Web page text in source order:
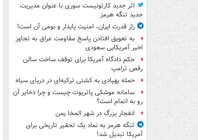
اثر جدید کارتونیست سوری با عنوان مدیریت
جدید تنگه هرمز
راز قدرت ایران، امنیت پایدار و بومی آن است!
به تعویق افتادن پاسخ مقاومت عراق به تجاوز
اخیر آمریکایی سعودی
حکم دادگاه آمریکا برای توقف ساخت سالن
رقص ترامپ
حمله پهپادی به کشتی ترکیه‌ای در دریای سیاه
سامانه موشکی پاتریوت چیست و چرا ذخایر آن
رو به اتمام است؟
انفجار بزرگ در شهر المخا یمن
تنگه هرمز به نماد یک تحقیر تاریخی برای
آمریکا تبدیل شد!